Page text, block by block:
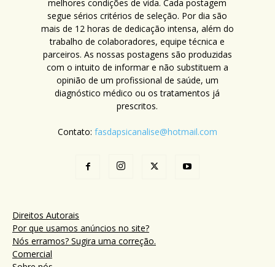
melhores condições de vida. Cada postagem
segue sérios critérios de seleção. Por dia são
mais de 12 horas de dedicação intensa, além do
trabalho de colaboradores, equipe técnica e
parceiros. As nossas postagens são produzidas
com o intuito de informar e não substituem a
opinião de um profissional de saúde, um
diagnóstico médico ou os tratamentos já
prescritos.
Contato: fasdapsicanalise@hotmail.com
Direitos Autorais
Por que usamos anúncios no site?
Nós erramos? Sugira uma correção.
Comercial